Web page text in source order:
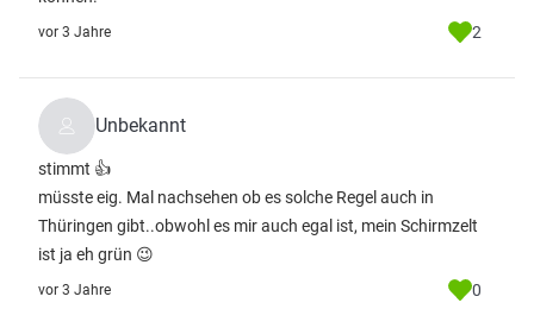
vor 3 Jahre 2
Unbekannt
stimmt 👍
müsste eig. Mal nachsehen ob es solche Regel auch in
Thüringen gibt..obwohl es mir auch egal ist, mein Schirmzelt
ist ja eh grün 😉
vor 3 Jahre 0